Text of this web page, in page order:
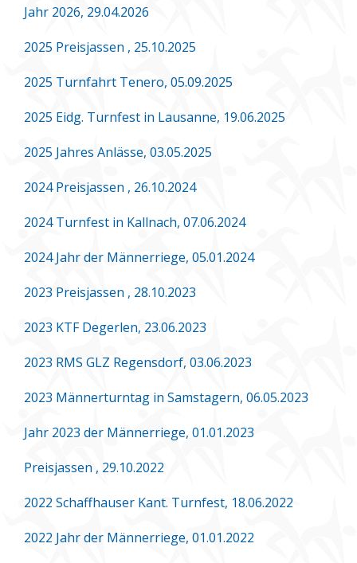
Jahr 2026, 29.04.2026
2025 Preisjassen , 25.10.2025
2025 Turnfahrt Tenero, 05.09.2025
2025 Eidg. Turnfest in Lausanne, 19.06.2025
2025 Jahres Anlässe, 03.05.2025
2024 Preisjassen , 26.10.2024
2024 Turnfest in Kallnach, 07.06.2024
2024 Jahr der Männerriege, 05.01.2024
2023 Preisjassen , 28.10.2023
2023 KTF Degerlen, 23.06.2023
2023 RMS GLZ Regensdorf, 03.06.2023
2023 Männerturntag in Samstagern, 06.05.2023
Jahr 2023 der Männerriege, 01.01.2023
Preisjassen , 29.10.2022
2022 Schaffhauser Kant. Turnfest, 18.06.2022
2022 Jahr der Männerriege, 01.01.2022